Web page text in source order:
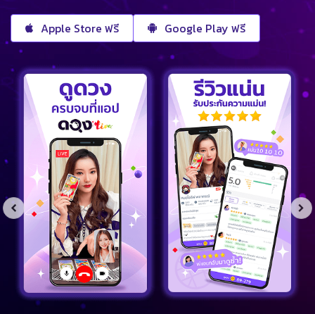
Apple Store ฟรี Google Play ฟรี